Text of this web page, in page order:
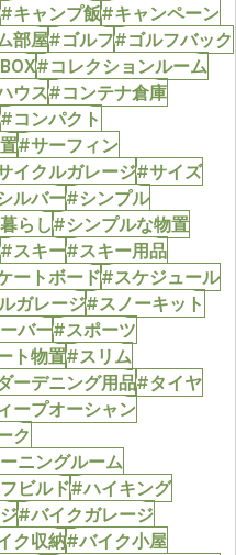
#キャンプ飯#キャンペーン
部屋#ゴルフ#ゴルフバック
#コレクションルーム
ウス#コンテナ倉庫
#コンパクト
#サーフィン
イクルガレージ#サイズ
ルバー#シンプル
らし#シンプルな物置
#スキー#スキー用品
ートボード#スケジュール
ガレージ#スノーキット
バー#スポーツ
ト物置#スリム
ーデニング用品#タイヤ
ープオーシャン
ク
ニングルーム
ビルド#ハイキング
#バイクガレージ
ク収納#バイク小屋